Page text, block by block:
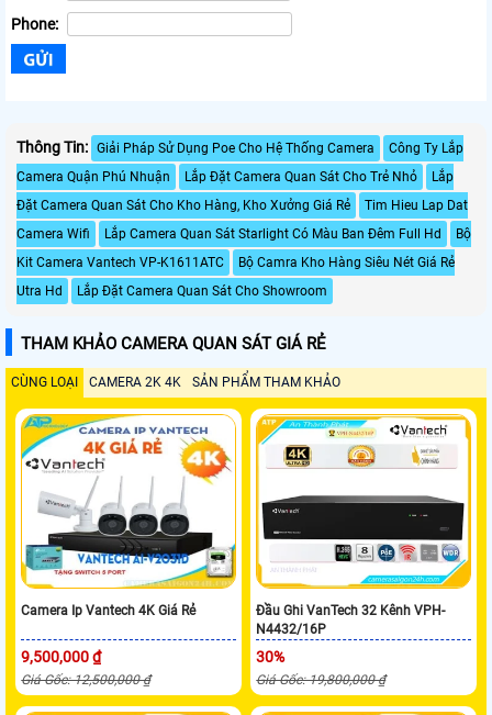
Phone:
Thông Tin: Giải Pháp Sử Dụng Poe Cho Hệ Thống Camera
Công Ty Lắp
Camera Quận Phú Nhuận
Lắp Đặt Camera Quan Sát Cho Trẻ Nhỏ
Lắp
Đặt Camera Quan Sát Cho Kho Hàng, Kho Xưởng Giá Rẻ
Tim Hieu Lap Dat
Camera Wifi
Lắp Camera Quan Sát Starlight Có Màu Ban Đêm Full Hd
Bộ
Kit Camera Vantech VP-K1611ATC
Bộ Camra Kho Hàng Siêu Nét Giá Rẻ
Utra Hd
Lắp Đặt Camera Quan Sát Cho Showroom
THAM KHẢO CAMERA QUAN SÁT GIÁ RẺ
CÙNG LOẠI CAMERA 2K 4K SẢN PHẨM THAM KHẢO
Camera Ip Vantech 4K Giá Rẻ
9,500,000 ₫
Giá Gốc: 12,500,000 ₫
Đầu Ghi VanTech 32 Kênh VPH-
N4432/16P
30%
Giá Gốc: 19,800,000 ₫